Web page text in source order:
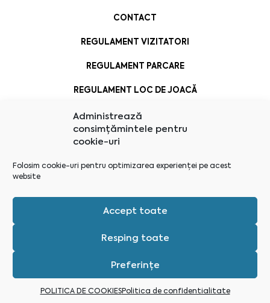
Administrează
consimțămintele pentru
cookie-uri
Folosim cookie-uri pentru optimizarea experienței pe acest
website
Accept toate
Resping toate
Preferințe
POLITICA DE COOKIESPolitica de confidentialitate
CONTACT
REGULAMENT VIZITATORI
REGULAMENT PARCARE
REGULAMENT LOC DE JOACĂ
Administrează consimțământ